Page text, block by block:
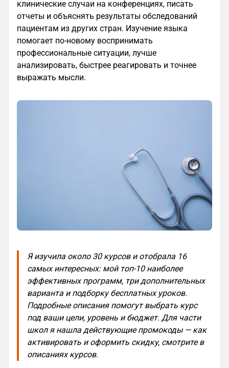
клинические случаи на конференциях, писать
отчеты и объяснять результаты обследований
пациентам из других стран. Изучение языка
помогает по-новому воспринимать
профессиональные ситуации, лучше
анализировать, быстрее реагировать и точнее
выражать мысли.
Я изучила около 30 курсов и отобрала 16
самых интересных: мой топ-10 наиболее
эффективных программ, три дополнительных
варианта и подборку бесплатных уроков.
Подробные описания помогут выбрать курс
под ваши цели, уровень и бюджет. Для части
школ я нашла действующие промокоды — как
активировать и оформить скидку, смотрите в
описаниях курсов.